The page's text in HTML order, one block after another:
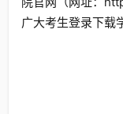
广大考生登录下载